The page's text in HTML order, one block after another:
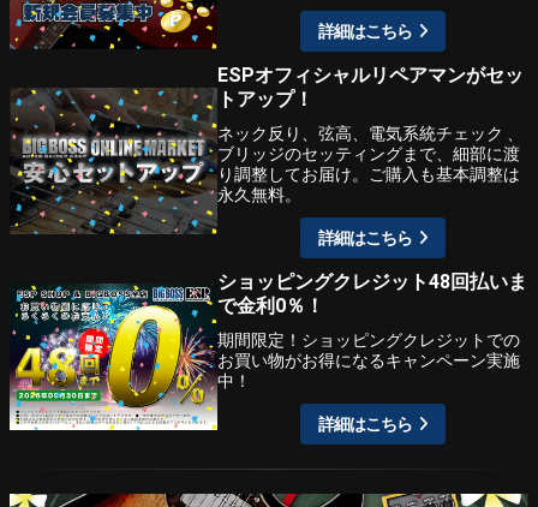
詳細はこちら
ESPオフィシャルリペアマンがセッ
トアップ！
ネック反り、弦高、電気系統チェック 、
ブリッジのセッティングまで、細部に渡
り調整してお届け。ご購入も基本調整は
永久無料。
詳細はこちら
ショッピングクレジット48回払いま
で金利0％！
期間限定！ショッピングクレジットでの
お買い物がお得になるキャンペーン実施
中！
詳細はこちら